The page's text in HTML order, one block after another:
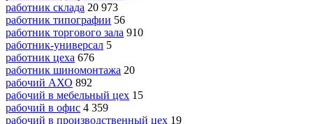
работник склада 20 973
работник типографии 56
работник торгового зала 910
работник-универсал 5
работник цеха 676
работник шиномонтажа 20
рабочий АХО 892
рабочий в мебельный цех 15
рабочий в офис 4 359
рабочий в производственный цех 19